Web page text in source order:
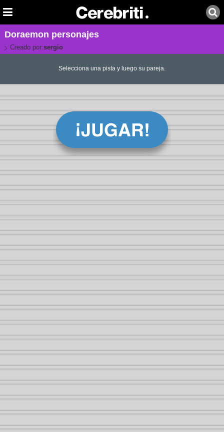
Doraemon personajes
Creado por:sergio
Selecciona una pista y luego su pareja.